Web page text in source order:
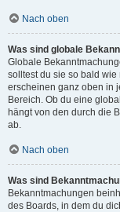
Nach oben
Was sind globale
Globale
solltest du sie so bald
erscheinen ganz oben in
Bereich. Ob du eine
hängt von den durch die
ab.
Nach oben
Was sind
Bekanntmachungen
des Boards, in dem du